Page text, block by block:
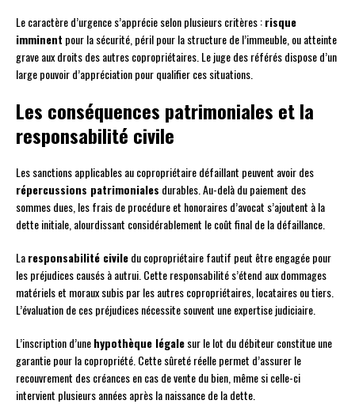
Le caractère d’urgence s’apprécie selon plusieurs critères :risque
imminent pour la sécurité, péril pour la structure de l’immeuble, ou atteinte
grave aux droits des autres copropriétaires. Le juge des référés dispose d’un
large pouvoir d’appréciation pour qualifier ces situations.
Les conséquences patrimoniales et la
responsabilité civile
Les sanctions applicables au copropriétaire défaillant peuvent avoir des
répercussions patrimoniales durables. Au-delà du paiement des
sommes dues, les frais de procédure et honoraires d’avocat s’ajoutent à la
dette initiale, alourdissant considérablement le coût final de la défaillance.
Laresponsabilité civiledu copropriétaire fautif peut être engagée pour
les préjudices causés à autrui. Cette responsabilité s’étend aux dommages
matériels et moraux subis par les autres copropriétaires, locataires ou tiers.
L’évaluation de ces préjudices nécessite souvent une expertise judiciaire.
L’inscription d’unehypothèque légalesur le lot du débiteur constitue une
garantie pour la copropriété. Cette sûreté réelle permet d’assurer le
recouvrement des créances en cas de vente du bien, même si celle-ci
intervient plusieurs années après la naissance de la dette.